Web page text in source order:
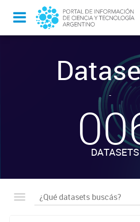
-
DATASETS